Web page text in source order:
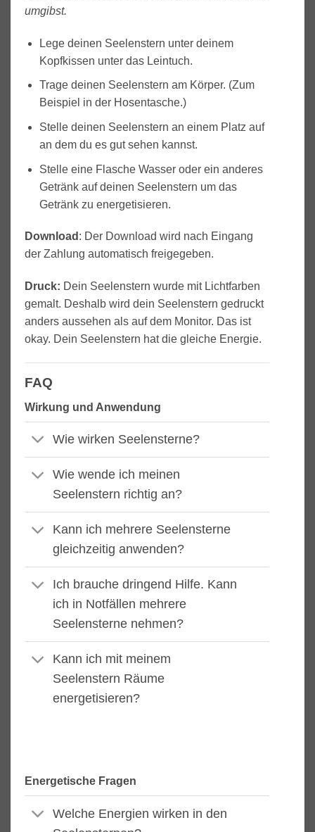
umgibst.
Lege deinen Seelenstern unter deinem
Kopfkissen unter das Leintuch.
Trage deinen Seelenstern am Körper. (Zum
Beispiel in der Hosentasche.)
Stelle deinen Seelenstern an einem Platz auf
an dem du es gut sehen kannst.
Stelle eine Flasche Wasser oder ein anderes
Getränk auf deinen Seelenstern um das
Getränk zu energetisieren.
Download : Der Download wird nach Eingang
der Zahlung automatisch freigegeben.
Druck: Dein Seelenstern wurde mit Lichtfarben
gemalt. Deshalb wird dein Seelenstern gedruckt
anders aussehen als auf dem Monitor. Das ist
okay. Dein Seelenstern hat die gleiche Energie.
FAQ
Wirkung und Anwendung
Wie wirken Seelensterne?
Wie wende ich meinen
Seelenstern richtig an?
Kann ich mehrere Seelensterne
gleichzeitig anwenden?
Ich brauche dringend Hilfe. Kann
ich in Notfällen mehrere
Seelensterne nehmen?
Kann ich mit meinem
Seelenstern Räume
energetisieren?
Energetische Fragen
Welche Energien wirken in den